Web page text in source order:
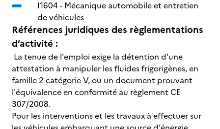
I1604 - Mécanique automobile et entretien
de véhicules
Références juridiques des règlementations
d’activité :
La tenue de l'emploi exige la détention d'une
attestation à manipuler les fluides frigorigènes, en
famille 2 catégorie V, ou un document prouvant
l'équivalence en conformité au règlement CE
307/2008.
Pour les interventions et les travaux à effectuer sur